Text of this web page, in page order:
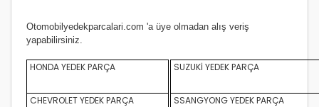
Otomobilyedekparcalari.com 'a üye olmadan alış veriş
yapabilirsiniz.
HONDA YEDEK PARÇA SUZUKİ YEDEK PARÇA
CHEVROLET YEDEK PARÇA SSANGYONG YEDEK PARÇA